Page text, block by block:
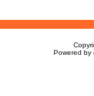
Powered by